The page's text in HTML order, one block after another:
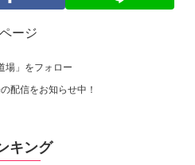
ージ
場」をフォロー
配信をお知らせ中！
キング